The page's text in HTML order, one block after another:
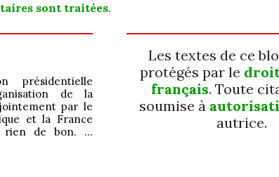
sont traitées.
présidentielle
de la
par le
et la France
rien de bon. …
; ô ! grand…
Les textes de ce
protégés par le
français. Toute
soumise à
autrice.